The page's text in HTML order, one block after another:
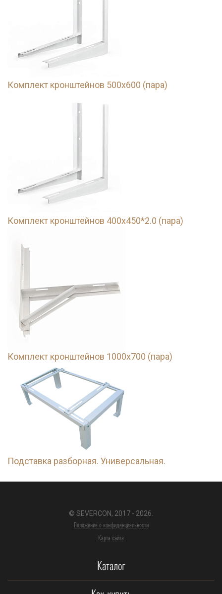
Комплект кронштейнов 500х600 (пара)
Комплект кронштейнов 400х450*2.0 (пара)
Комплект кронштейнов 1000х700 (пара)
Подставка разборная. Универсальная.
© SEVERCON, 2017 - 2026.
Положение о конфиденциальности
Карта сайта
Каталог